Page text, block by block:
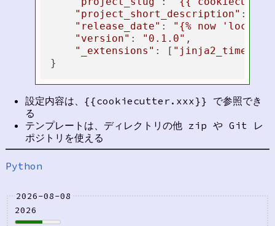
2026-08-08
2026
"project_short_description" :
"release_date" :
"{% now 'local'
"version" : "0.1.0" ,
"_extensions" : [
設定内容は、{{cookiecutter.xxx}} で参照でき
る
テンプレートは、ディレクトリの他 zip や Git レ
ポジトリを使える
Python